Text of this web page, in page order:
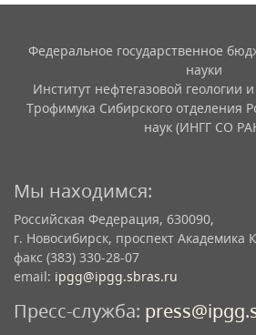
Федеральное государственное
науки
Институт нефтегазовой геологии
Трофимука Сибирского отделения
наук (ИНГГ СО
Мы находимся:
Российская Федерация, 630090,
г. Новосибирск, проспект Академика
факс (383) 330-28-07
email: ipgg@ipgg.sbras.ru
Пресс-служба: